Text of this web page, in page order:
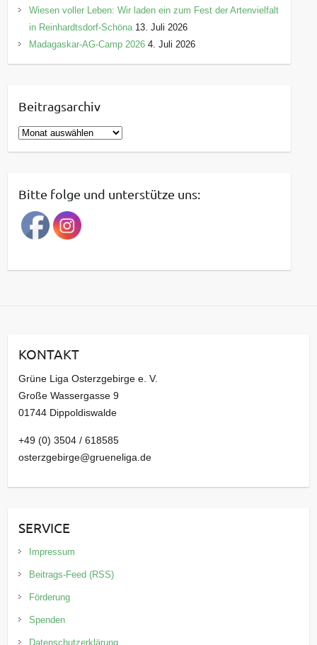
Wiesen voller Leben: Wir laden ein zum Fest der Artenvielfalt
in Reinhardtsdorf-Schöna 13. Juli 2026
Madagaskar-AG-Camp 2026 4. Juli 2026
Beitragsarchiv
B
e
r
a
g
a
v
Bitte folge und unterstütze uns:
KONTAKT
Grüne Liga Osterzgebirge e. V.
Große Wassergasse 9
01744 Dippoldiswalde
+49 (0) 3504 / 618585
osterzgebirge@grueneliga.de
SERVICE
Impressum
Beitrags-Feed (RSS)
Förderung
Spenden
Datenschutzerklärung